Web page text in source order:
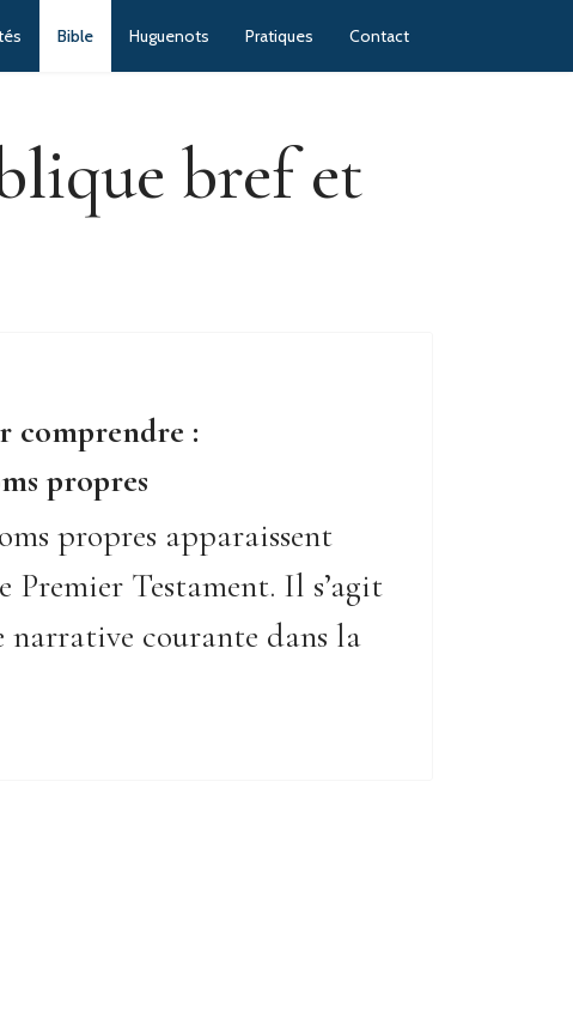
Bible Huguenots Pratiques Contact
bref et
comprendre :
propres
propres apparaissent
Premier Testament. Il s’agit
narrative courante dans la